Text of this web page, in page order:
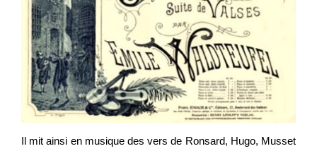
Il mit ainsi en musique des vers de Ronsard, Hugo, Musset